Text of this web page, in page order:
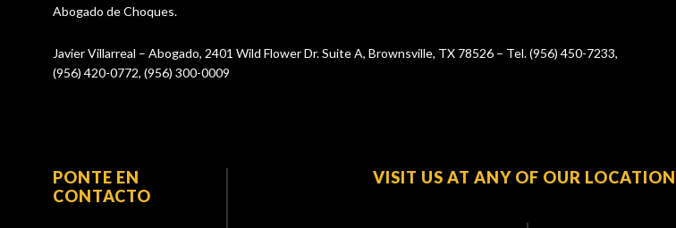
Abogado de Choques.
Javier Villarreal – Abogado, 2401 Wild Flower Dr. Suite A, Brownsville, TX 78526 – Tel. (956) 450-7233,
(956) 420-0772, (956) 300-0009
PONTE EN
CONTACTO
VISIT US AT ANY OF OUR